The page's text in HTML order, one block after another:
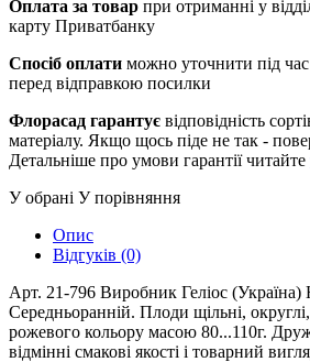
Оплата за товар при отриманні у
карту Приватбанку
Спосіб оплати можно уточнити під
перед відправкою посилки
Флорасад гарантує відповідність
матеріалу. Якщо щось піде не так -
Детальніше про умови гарантії читайте
У обрані У порівняння
Опис
Відгуків (0)
Арт. 21-796 Виробник Геліос (Україна)
Середньоранній. Плоди щільні,
рожевого кольору масою 80...110г.
відмінні смакові якості і товарний